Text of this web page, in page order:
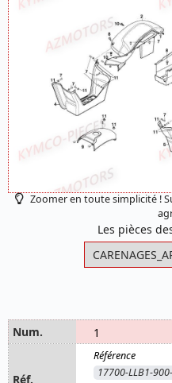
Zoomer en toute simplicité !
Les pièces
1
17700-LLB1-